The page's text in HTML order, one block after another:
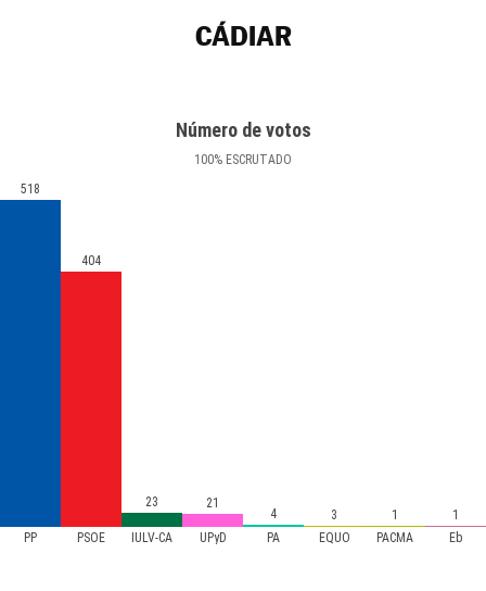
CÁDIAR
Número de votos
100% ESCRUTADO
PP PSOE IULV-CA UPyD PA EQUO PACMA Eb
518
404
23 21
4 3 1 1